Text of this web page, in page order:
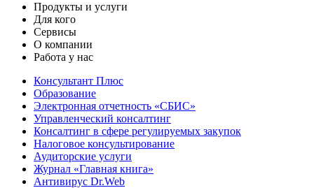
Продукты и услуги
Для кого
Сервисы
О компании
Работа у нас
Консультант Плюс
Образование
Электронная отчетность «СБИС»
Управленческий консалтинг
Консалтинг в сфере регулируемых закупок
Налоговое консультирование
Аудиторские услуги
Журнал «Главная книга»
Антивирус Dr.Web